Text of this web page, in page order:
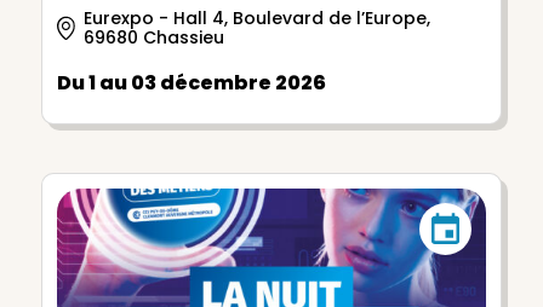
Eurexpo - Hall 4, Boulevard de l’Europe,
69680 Chassieu
Du 1 au 03 décembre 2026